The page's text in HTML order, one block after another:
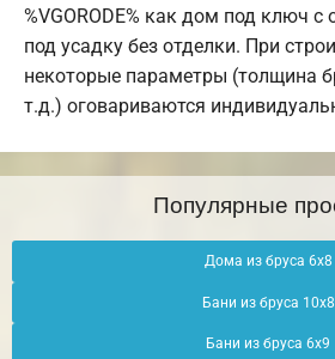
%VGORODE% как дом под ключ с
под усадку без отделки. При
некоторые параметры (толщина
т.д.) оговариваются
Популярные
Дома из бруса 6х8
Бани из бруса 10х8
Бани из бруса 6х9